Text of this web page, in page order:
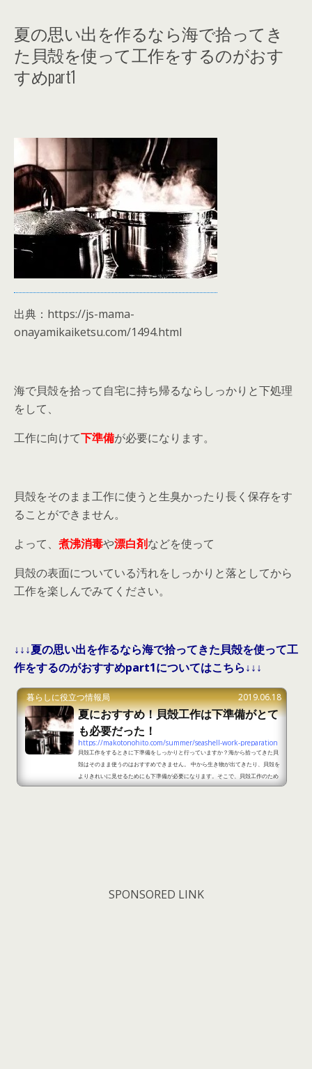
夏の思い出を作るなら海で拾ってき
た貝殻を使って工作をするのがおす
すめpart1
出典：https://js-mama-
onayamikaiketsu.com/1494.html
海で貝殻を拾って自宅に持ち帰るならしっかりと下処理
をして、
工作に向けて下準備が必要になります。
貝殻をそのまま工作に使うと生臭かったり長く保存をす
ることができません。
よって、 煮沸消毒や漂白剤などを使って
貝殻の表面についている汚れをしっかりと落としてから
工作を楽しんでみてください。
↓↓↓夏の思い出を作るなら海で拾ってきた貝殻を使って工
作をするのがおすすめpart1についてはこちら↓↓↓
暮らしに役立つ情報局 2019.06.18
夏におすすめ！貝殻工作は下準備がとて
も必要だった！
https://makotonohito.com/summer/seashell-work-preparation
貝殻工作をするときに下準備をしっかりと行っていますか？海から拾ってきた貝
殻はそのまま使うのはおすすめできません。 中から生き物が出てきたり、貝殻を
よりきれいに見せるためにも下準備が必要になります。そこで、貝殻工作のため
に必要な下準備について詳しくご紹介します。 夏におすすめ！貝殻工作は下準備
SPONSORED LINK